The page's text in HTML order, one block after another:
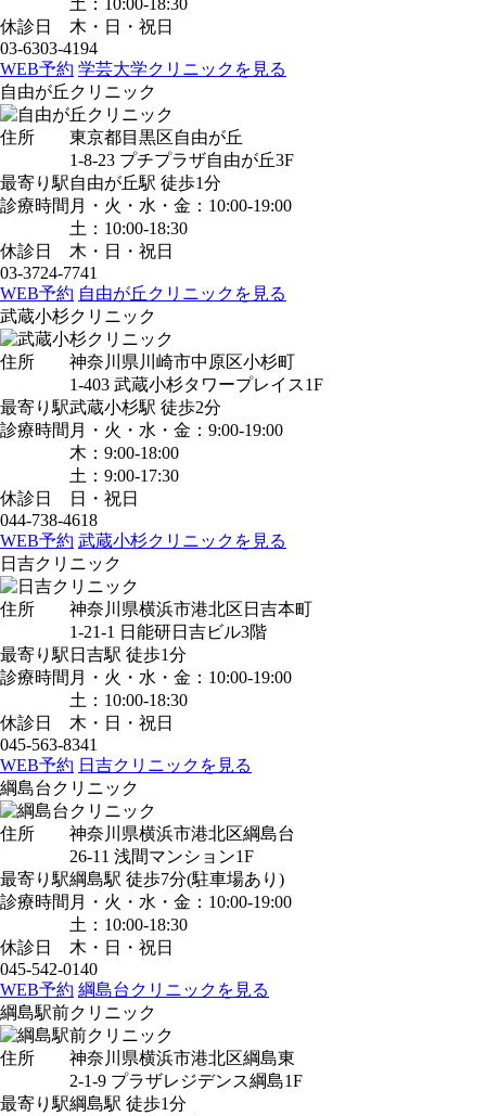
土：10:00-18:30
休診日
木・日・祝日
03-6303-4194
WEB予約 学芸大学クリニックを見る
自由が丘クリニック
住所
東京都目黒区自由が丘
1-8-23 プチプラザ自由が丘3F
最寄り駅自由が丘駅 徒歩1分
診療時間 月・火・水・金：10:00-19:00
土：10:00-18:30
休診日
木・日・祝日
03-3724-7741
WEB予約 自由が丘クリニックを見る
武蔵小杉クリニック
住所
神奈川県川崎市中原区小杉町
1-403 武蔵小杉タワープレイス1F
最寄り駅武蔵小杉駅 徒歩2分
診療時間 月・火・水・金：9:00-19:00
木：9:00-18:00
土：9:00-17:30
休診日
日・祝日
044-738-4618
WEB予約 武蔵小杉クリニックを見る
日吉クリニック
住所
神奈川県横浜市港北区日吉本町
1-21-1 日能研日吉ビル3階
最寄り駅 日吉駅 徒歩1分
診療時間 月・火・水・金：10:00-19:00
土：10:00-18:30
休診日
木・日・祝日
045-563-8341
WEB予約 日吉クリニックを見る
綱島台クリニック
住所
神奈川県横浜市港北区綱島台
26-11 浅間マンション1F
最寄り駅綱島駅 徒歩7分(駐車場あり)
診療時間 月・火・水・金：10:00-19:00
土：10:00-18:30
休診日
木・日・祝日
045-542-0140
WEB予約 綱島台クリニックを見る
綱島駅前クリニック
住所
神奈川県横浜市港北区綱島東
2-1-9 プラザレジデンス綱島1F
最寄り駅綱島駅 徒歩1分